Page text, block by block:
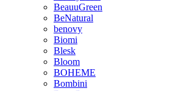
BeauuGreen
BeNatural
benovy
Biomi
Blesk
Bloom
BOHEME
Bombini